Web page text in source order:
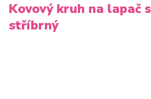
Kovový kruh na lapač
stříbrný